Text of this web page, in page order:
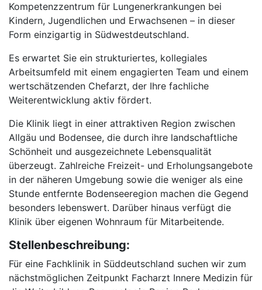
Kompetenzzentrum für Lungenerkrankungen bei
Kindern, Jugendlichen und Erwachsenen – in dieser
Form einzigartig in Südwestdeutschland.
Es erwartet Sie ein strukturiertes, kollegiales
Arbeitsumfeld mit einem engagierten Team und einem
wertschätzenden Chefarzt, der Ihre fachliche
Weiterentwicklung aktiv fördert.
Die Klinik liegt in einer attraktiven Region zwischen
Allgäu und Bodensee, die durch ihre landschaftliche
Schönheit und ausgezeichnete Lebensqualität
überzeugt. Zahlreiche Freizeit- und Erholungsangebote
in der näheren Umgebung sowie die weniger als eine
Stunde entfernte Bodenseeregion machen die Gegend
besonders lebenswert. Darüber hinaus verfügt die
Klinik über eigenen Wohnraum für Mitarbeitende.
Stellenbeschreibung:
Für eine Fachklinik in Süddeutschland suchen wir zum
nächstmöglichen Zeitpunkt Facharzt Innere Medizin für